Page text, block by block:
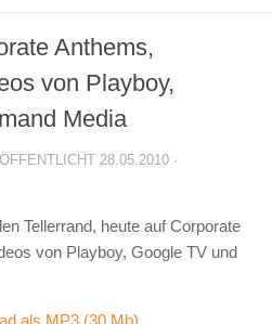
Anthems,
von Playboy,
Media
28.05.2010 ·
Tellerrand, heute auf Corporate
von Playboy, Google TV und
als MP3 (30 Mb)